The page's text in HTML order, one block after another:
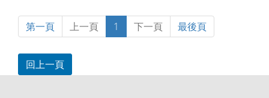
第一頁 上一頁 1 下一頁 最後頁